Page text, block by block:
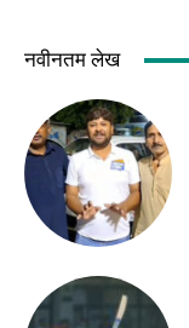
नवीनतम लेख